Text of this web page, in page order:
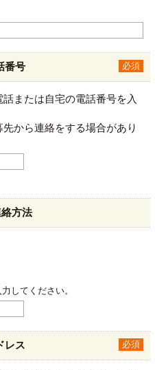
番号 必須
または自宅の電話番号を入
先から連絡をする場合があり
方法
してください。
レス 必須